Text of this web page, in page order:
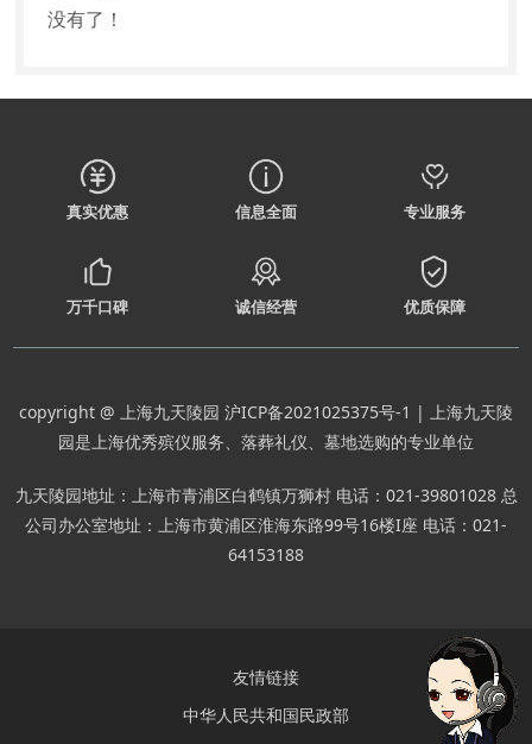
没有了！
真实优惠 信息全面 专业服务
万千口碑 诚信经营 优质保障
copyright @ 上海九天陵园 沪ICP备2021025375号-1 | 上海九天陵
园是上海优秀殡仪服务、落葬礼仪、墓地选购的专业单位
九天陵园地址：上海市青浦区白鹤镇万狮村 电话：021-39801028 总
公司办公室地址：上海市黄浦区淮海东路99号16楼I座 电话：021-
64153188
友情链接
中华人民共和国民政部